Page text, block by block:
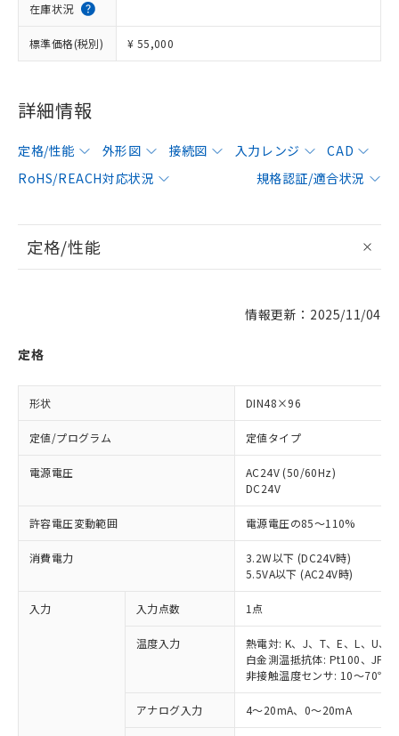
在庫状況
標準価格(税別) ¥ 55,000
詳細情報
定格/性能 外形図 接続図 入力レンジ
CAD
RoHS/REACH対応状況
規格認証/適合状況
定格/性能
情報更新：2025/11/04
定格
形状 DIN48×96
定値/プログラム 定値タイプ
電源電圧
AC24V (50/60Hz)
DC24V
許容電圧変動範囲 電源電圧の85～110%
消費電力
3.2W以下 (DC24V時)
5.5VA以下 (AC24V時)
入力 入力点数 1点
温度入力
熱電対: K、J、T、E、L、U、
白金測温抵抗体: Pt100、
非接触温度センサ: 10～
アナログ入力 4～20mA、0～20mA